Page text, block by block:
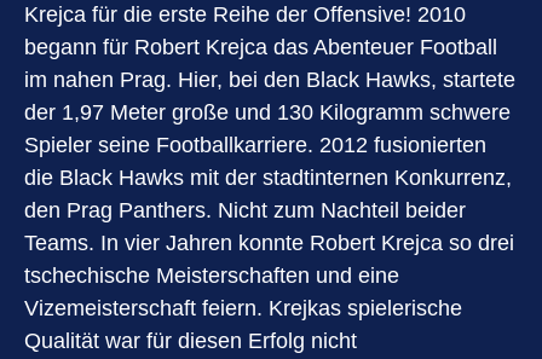
Krejca für die erste Reihe der Offensive! 2010
begann für Robert Krejca das Abenteuer Football
im nahen Prag. Hier, bei den Black Hawks, startete
der 1,97 Meter große und 130 Kilogramm schwere
Spieler seine Footballkarriere. 2012 fusionierten
die Black Hawks mit der stadtinternen Konkurrenz,
den Prag Panthers. Nicht zum Nachteil beider
Teams. In vier Jahren konnte Robert Krejca so drei
tschechische Meisterschaften und eine
Vizemeisterschaft feiern. Krejkas spielerische
Qualität war für diesen Erfolg nicht